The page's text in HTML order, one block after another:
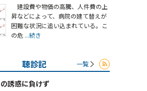
建設費や物価の高騰、人件費の上
昇などによって、病院の建て替えが
困難な状況に追い込まれている。こ
の危 ...続き
聴診記 一覧
の誘惑に負けず